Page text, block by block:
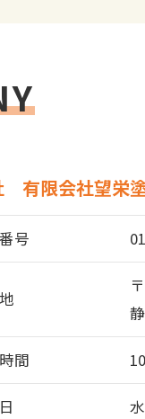
有限会社望栄
号
間